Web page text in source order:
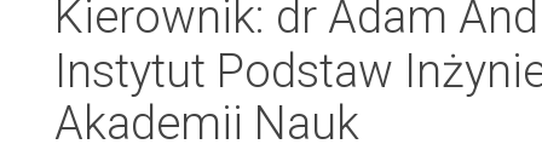
Kierownik: dr Adam
Instytut Podstaw
Akademii Nauk